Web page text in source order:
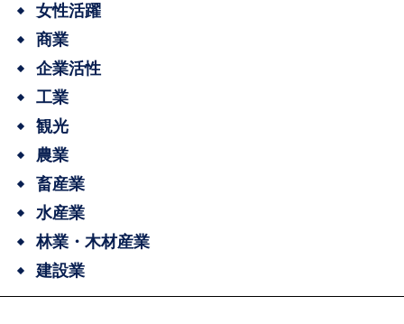
女性活躍
商業
企業活性
工業
観光
農業
畜産業
水産業
林業・木材産業
建設業